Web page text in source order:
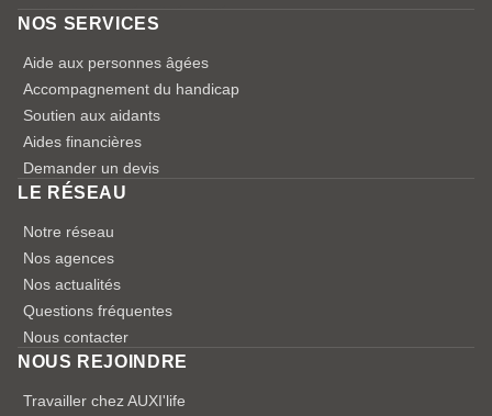
NOS SERVICES
Aide aux personnes âgées
Accompagnement du handicap
Soutien aux aidants
Aides financières
Demander un devis
LE RÉSEAU
Notre réseau
Nos agences
Nos actualités
Questions fréquentes
Nous contacter
NOUS REJOINDRE
Travailler chez AUXI'life